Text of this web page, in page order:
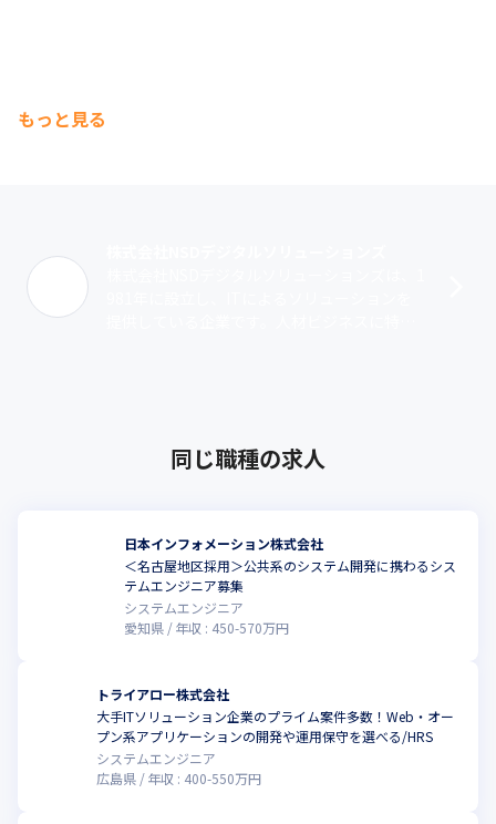
もっと見る
同じ職種の求人
日本インフォメーション株式会社
＜名古屋地区採用＞公共系のシステム開発に携わるシス
テムエンジニア募集
システムエンジニア
愛知県
年収 : 450-570万円
トライアロー株式会社
大手ITソリューション企業のプライム案件多数！Web・オー
プン系アプリケーションの開発や運用保守を選べる/HRS
システムエンジニア
広島県
年収 : 400-550万円